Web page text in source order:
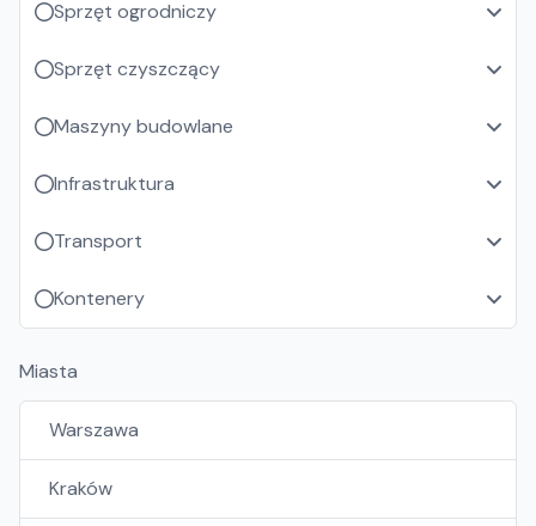
Sprzęt ogrodniczy
Sprzęt czyszczący
Maszyny budowlane
Infrastruktura
Transport
Kontenery
Miasta
Warszawa
Kraków